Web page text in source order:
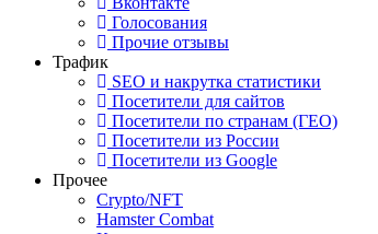
Голосования
Прочие отзывы
Трафик
SEO и накрутка статистики
Посетители для сайтов
Посетители по странам (ГЕО)
Посетители из России
Посетители из Google
Прочее
Crypto/NFT
Hamster Combat